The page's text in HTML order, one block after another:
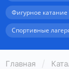
Фигурное катание
Спортивные
Главная